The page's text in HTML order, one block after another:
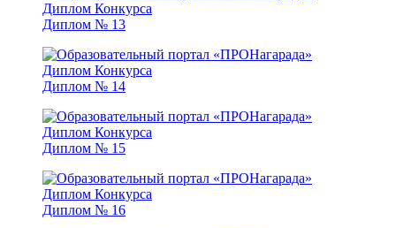
Диплом № 13
Диплом № 14
Диплом № 15
Диплом № 16